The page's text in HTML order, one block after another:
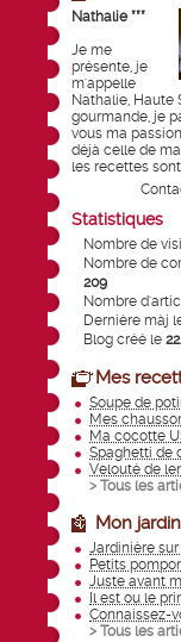
Nathalie ***
Je me
présente, je
m'appelle
Nathalie, Haute
gourmande, je
vous ma
déjà celle de
les recettes
Statistiques
Nombre de
Nombre de
209
Nombre
Dernière màj
Blog créé le
Mes
Soupe de
Mes
Ma cocotte
Spaghetti de
Velouté de
> Tous les
Mon jardin
Jardinière sur
Petits
Juste avant
Il est ou le
Connaissez-
> Tous les